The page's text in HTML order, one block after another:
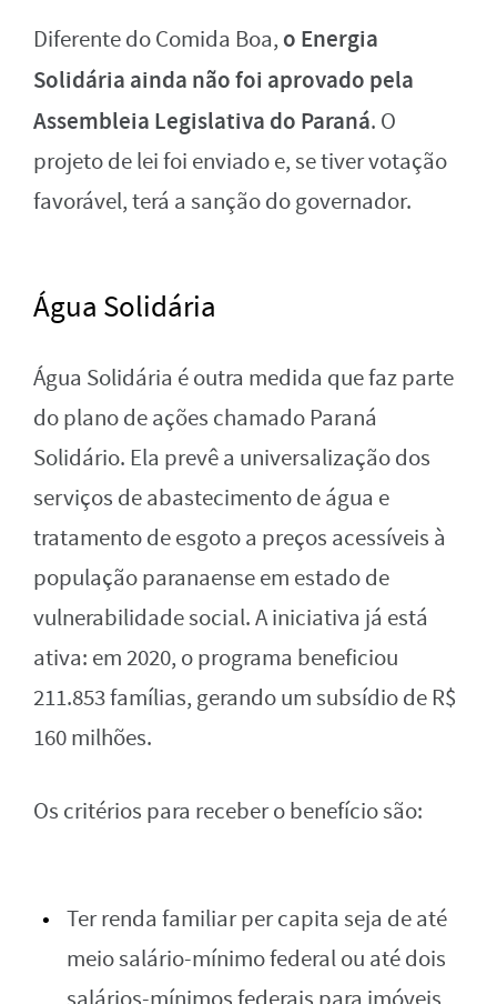
Diferente do Comida Boa, o Energia
Solidária ainda não foi aprovado pela
Assembleia Legislativa do Paraná. O
projeto de lei foi enviado e, se tiver votação
favorável, terá a sanção do governador.
Água Solidária
Água Solidária é outra medida que faz parte
do plano de ações chamado Paraná
Solidário. Ela prevê a universalização dos
serviços de abastecimento de água e
tratamento de esgoto a preços acessíveis à
população paranaense em estado de
vulnerabilidade social. A iniciativa já está
ativa: em 2020, o programa beneficiou
211.853 famílias, gerando um subsídio de R$
160 milhões.
Os critérios para receber o benefício são:
Ter renda familiar per capita seja de até
meio salário-mínimo federal ou até dois